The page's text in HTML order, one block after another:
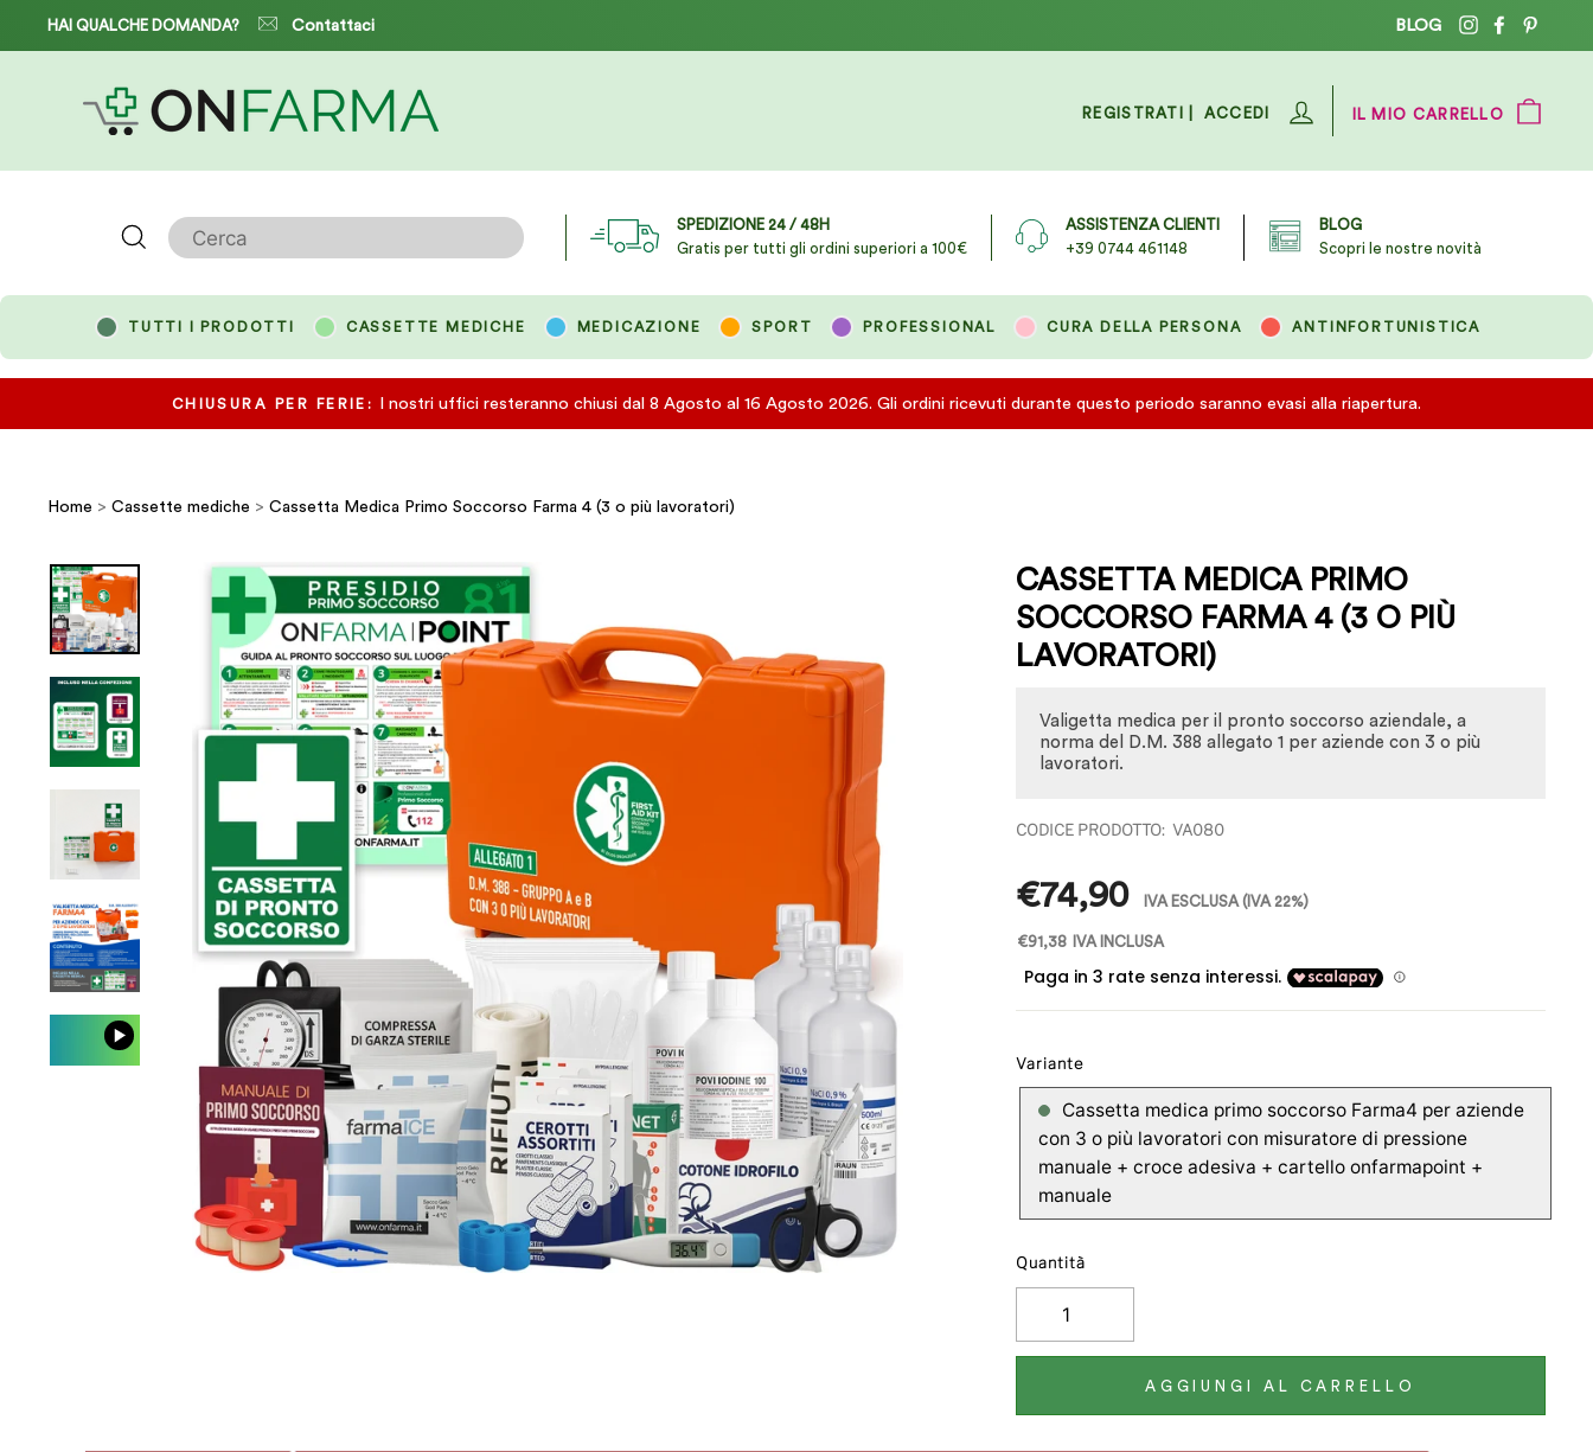
HAI QUALCHE DOMANDA? Contattaci BLOG InstagramFacebook
ACCEDI
REGISTRATI | ACCEDI IL MIO CARRELLO
SPEDIZIONE 24 / 48H
Gratis per tutti gli ordini superiori a 100€
ASSISTENZA CLIENTI
+39 0744 461148
BLOG
Scopri le nostre novità
TUTTI I PRODOTTI CASSETTE MEDICHE MEDICAZIONE SPORT PROFESSIONAL CURA DELLA PERSONA ANTINFORTUNISTICA
CHIUSURA PER FERIE: I nostri uffici resteranno chiusi dal 8 Agosto al 16 Agosto 2026. Gli ordini ricevuti durante questo periodo saranno evasi alla riapertura.
Home > Cassette mediche > Cassetta Medica Primo Soccorso Farma 4 (3 o più lavoratori)
CASSETTA MEDICA PRIMO
SOCCORSO FARMA 4 (3 O PIÙ
LAVORATORI)
Valigetta medica per il pronto soccorso aziendale, a
norma del D.M. 388 allegato 1 per aziende con 3 o più
lavoratori.
VA080
€74,90 IVA ESCLUSA (IVA 22%)
€91,38 IVA INCLUSA
Variante
Cassetta medica primo soccorso Farma4 per aziende
con 3 o più lavoratori con misuratore di pressione
manuale + croce adesiva + cartello onfarmapoint +
manuale
Quantità
AGGIUNGI AL CARRELLO